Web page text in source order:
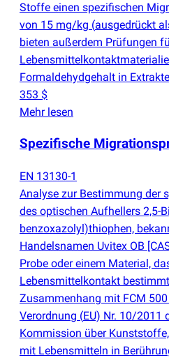
Stoffe einen spezifischen
von 15 mg/kg (ausgedrückt
bieten außerdem Prüfungen
Formaldehydgehalt in
353 $
Mehr lesen
Spezifische
EN 13130-1
Analyse zur Bestimmung der
des optischen Aufhellers 2,5-
benzoxazolyl)thiophen,
Handelsnamen Uvitex OB
Probe oder einem Material,
Lebensmittelkontakt
Zusammenhang mit FCM
Verordnung (EU) Nr. 10/2011
Kommission über
mit Lebensmitteln in